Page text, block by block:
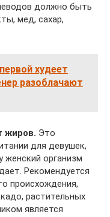
должно быть
мед, сахар,
худеет
разоблачают
жиров. Это
для девушек,
женский организм
Рекомендуется
происхождения,
растительных
является